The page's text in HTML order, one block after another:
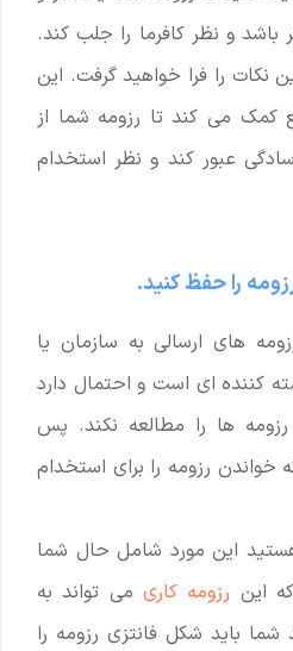
باشد و نظر کافرما را جلب کند.
این نکات را فرا خواهید گرفت. این
کمک می کند تا رزومه شما از
عبور کند و نظر استخدام
های ارسالی به سازمان یا
کننده ای است و احتمال دارد
رزومه ها را مطالعه نکند. پس
خواندن رزومه را برای استخدام
این مورد شامل حال شما
این رزومه کاری می تواند به
شما باید شکل فانتزی رزومه را